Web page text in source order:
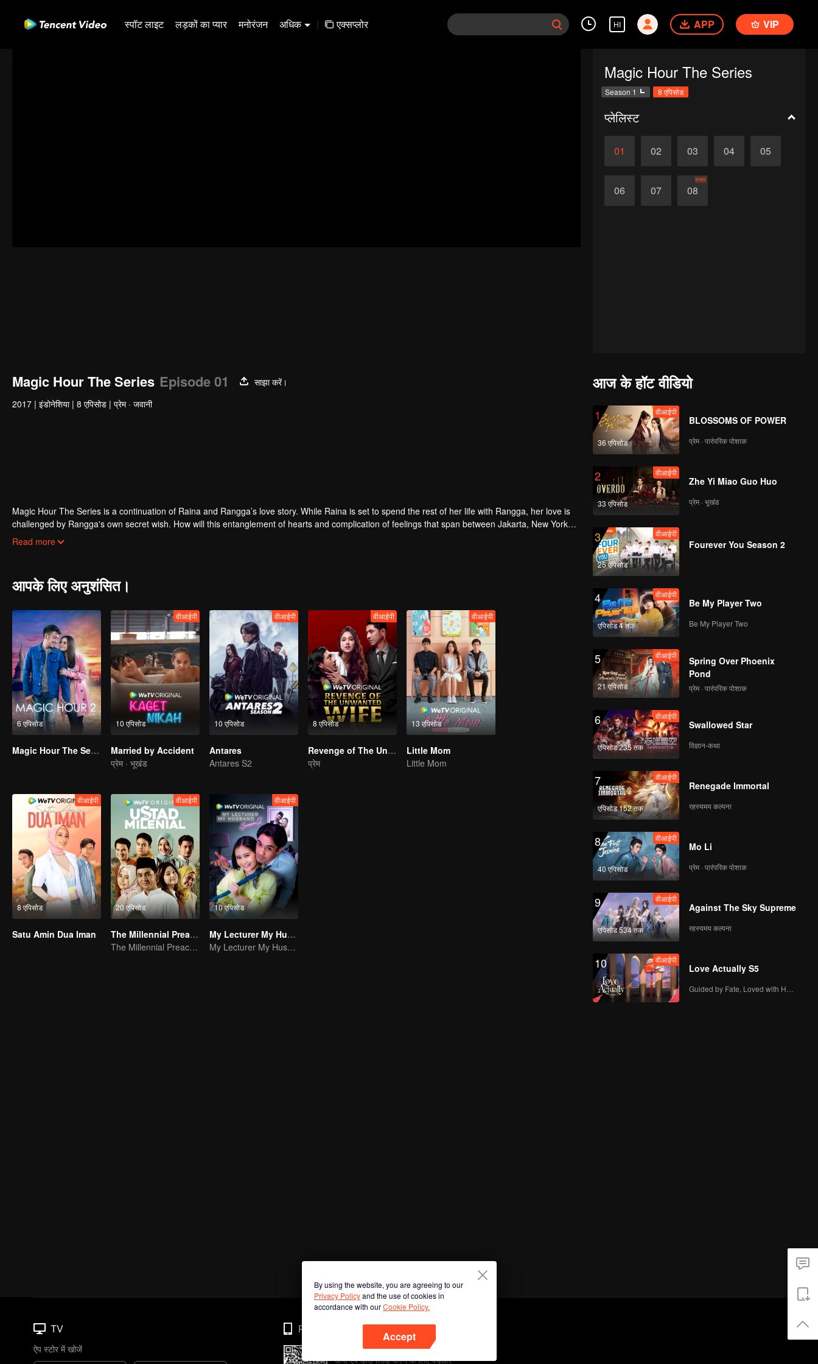
स्पॉट लाइट लड़कों का प्यार मनोरंजन अधिक | एक्सप्लोर HI APP VIP
Magic Hour The Series
Season 1 8 एपिसोड
प्लेलिस्ट
01 02 03 04 05
06 07 08
समाप्त
Magic Hour The Series Episode 01
साझा करें।
2017 | इंडोनेशिया | 8 एपिसोड | प्रेम · जवानी
Magic Hour The Series is a continuation of Raina and Rangga’s love story. While Raina is set to spend the rest of her life with Rangga, her love is
challenged by Rangga's own secret wish. How will this entanglement of hearts and complication of feelings that span between Jakarta, New York
and Bali be sorted out? Will Raina eventually find one more magic hour in her life?
Read more
आपके लिए अनुशंसित।
6 एपिसोड
Magic Hour The Series S2
10 एपिसोड
वीआईपी
Married by Accident
प्रेम · भूखंड
10 एपिसोड
वीआईपी
Antares
Antares S2
8 एपिसोड
वीआईपी
Revenge of The Unwanted Wife
प्रेम
13 एपिसोड
वीआईपी
Little Mom
Little Mom
8 एपिसोड
वीआईपी
Satu Amin Dua Iman
20 एपिसोड
वीआईपी
The Millennial Preacher
The Millennial Preacher
10 एपिसोड
वीआईपी
My Lecturer My Husband
My Lecturer My Husband
आज के हॉट वीडियो
1
36 एपिसोड
वीआईपी
BLOSSOMS OF POWER
प्रेम · पारंपरिक पोशाक
2
33 एपिसोड
वीआईपी
Zhe Yi Miao Guo Huo
प्रेम · भूखंड
3
25 एपिसोड
वीआईपी
Fourever You Season 2
4
एपिसोड 4 तक
वीआईपी
Be My Player Two
Be My Player Two
5
21 एपिसोड
वीआईपी
Spring Over Phoenix
Pond
प्रेम · पारंपरिक पोशाक
6
एपिसोड 235 तक
वीआईपी
Swallowed Star
विज्ञान-कथा
7
एपिसोड 152 तक
वीआईपी
Renegade Immortal
रहस्यमय कल्पना
8
40 एपिसोड
वीआईपी
Mo Li
प्रेम · पारंपरिक पोशाक
9
एपिसोड 534 तक
वीआईपी
Against The Sky Supreme
रहस्यमय कल्पना
10 वीआईपी
Love Actually S5
By using the website, you are agreeing to our
Privacy Policyand the use of cookies in
accordance with ourCookie Policy.
Accept
TV
ऐप स्टोर में खोजें
Phone
अभी ऐप डाउनलोड करने के लिए क्यूआर